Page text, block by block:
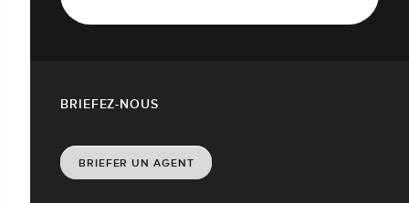
BRIEFEZ-NOUS
BRIEFER UN AGENT